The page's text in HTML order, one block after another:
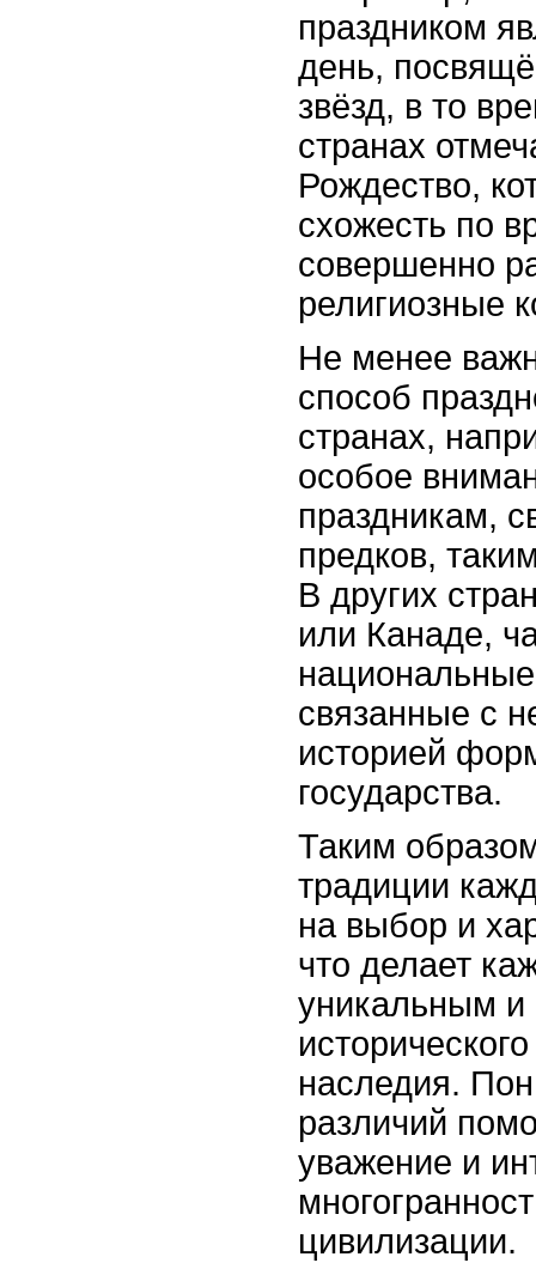
праздником
день,
звёзд, в то
странах
Рождество,
схожесть по
совершенно
религиозные
Не менее
способ
странах,
особое
праздникам,
предков,
В других
или Канаде,
связанные с
историей
государства.
Таким
традиции
на выбор и
что делает
уникальным и
наследия.
различий
уважение и
цивилизации.